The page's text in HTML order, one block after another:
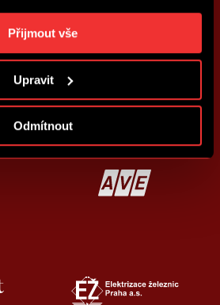
si můžete nastavit v
Nastavení cookies si můžete
úpravu provést a další
Přijmout vše
Upravit
Odmítnout